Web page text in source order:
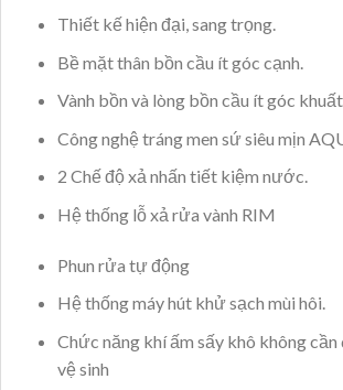
Thiết kế hiện đại, sang trọng.
Bề mặt thân bồn cầu ít góc cạnh.
Vành bồn và lòng bồn cầu ít góc
Công nghệ tráng men sứ siêu mịn
2 Chế độ xả nhấn tiết kiệm nước.
Hệ thống lỗ xả rửa vành RIM
Phun rửa tự động
Hệ thống máy hút khử sạch mùi hôi.
Chức năng khí ấm sấy khô không
vệ sinh